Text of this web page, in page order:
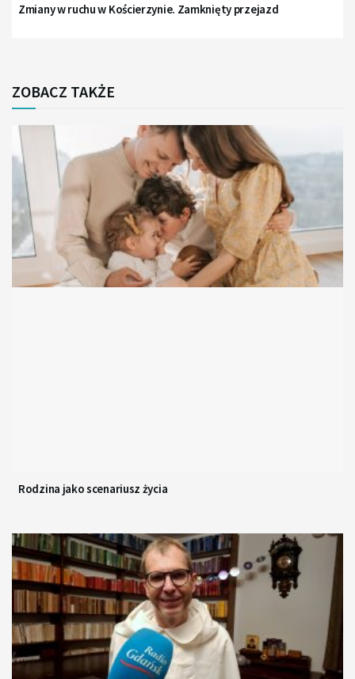
Zmiany w ruchu w Kościerzynie. Zamknięty przejazd
ZOBACZ TAKŻE
Rodzina jako scenariusz życia